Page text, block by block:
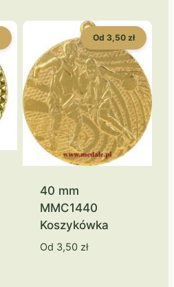
Od 3,50 zł
40 mm
MMC1440
Koszykówka
Od 3,50 zł